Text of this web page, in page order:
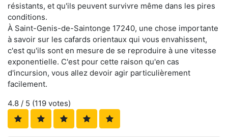
résistants, et qu'ils peuvent survivre même dans les pires
conditions.
À Saint-Genis-de-Saintonge 17240, une chose importante
à savoir sur les cafards orientaux qui vous envahissent,
c'est qu'ils sont en mesure de se reproduire à une vitesse
exponentielle. C'est pour cette raison qu'en cas
d'incursion, vous allez devoir agir particulièrement
facilement.
4.8 / 5 (119 votes)